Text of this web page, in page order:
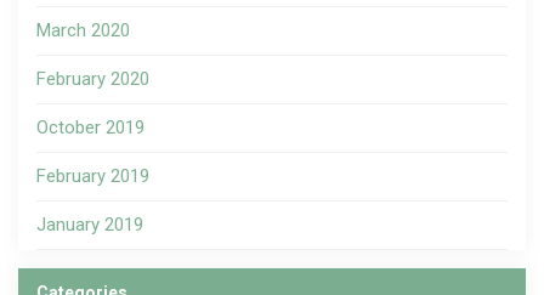
March 2020
February 2020
October 2019
February 2019
January 2019